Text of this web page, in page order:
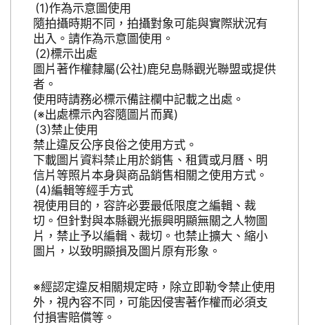
作為示意圖使用
隨拍攝時期不同，拍攝對象可能與實際狀況有
出入。請作為示意圖使用。
標示出處
圖片著作權隸屬(公社)鹿兒島縣觀光聯盟或提供
者。
使用時請務必標示備註欄中記載之出處。
(※出處標示內容隨圖片而異)
禁止使用
禁止違反公序良俗之使用方式。
下載圖片資料禁止用於銷售、租賃或月曆、明
信片等照片本身與商品銷售相關之使用方式。
編輯等經手方式
視使用目的，容許必要最低限度之編輯、裁
切。但針對與本縣觀光振興明顯無關之人物圖
片，禁止予以編輯、裁切。也禁止擴大、縮小
圖片，以致明顯損及圖片原有形象。
※經認定違反相關規定時，除立即勒令禁止使用
外，視內容不同，可能因侵害著作權而必須支
付損害賠償等。